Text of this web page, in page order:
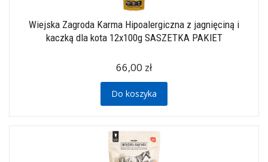
Wiejska Zagroda Karma Hipoalergiczna z jagnięciną i
kaczką dla kota 12x100g SASZETKA PAKIET
66,00 zł
Do koszyka